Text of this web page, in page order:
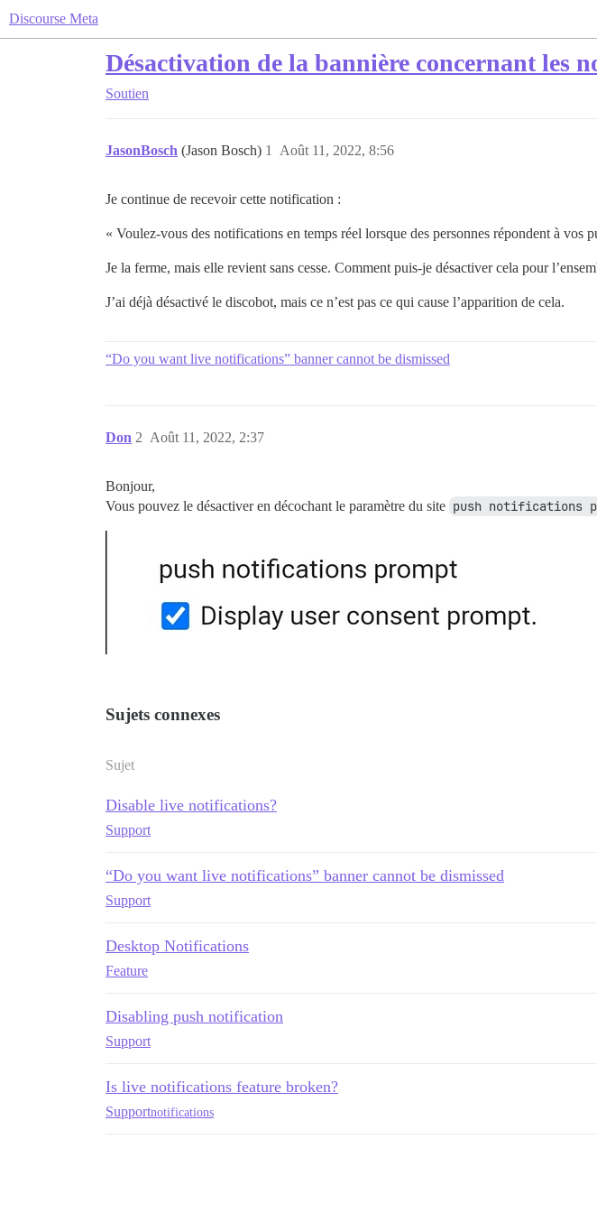
Discourse Meta
Désactivation de la bannière concernant les
Soutien
JasonBosch (Jason Bosch) Août 11, 2022, 8:56
1
Je continue de recevoir cette notification :
« Voulez-vous des notifications en temps réel lorsque des personnes répondent à vos
Je la ferme, mais elle revient sans cesse. Comment puis-je désactiver cela pour
J’ai déjà désactivé le discobot, mais ce n’est pas ce qui cause l’apparition de cela.
“Do you want live notifications” banner cannot be dismissed
Don Août 11, 2022, 2:37
2
Bonjour,
Vous pouvez le désactiver en décochant le paramètre du site push notifications
Sujets connexes
Sujet
Disable live notifications?
Support
“Do you want live notifications” banner cannot be dismissed
Support
Desktop Notifications
Feature
Disabling push notification
Support
Is live notifications feature broken?
Supportnotifications